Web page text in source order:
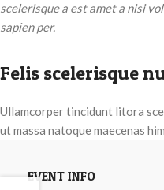
scelerisque a est amet a nisi
sapien per.
Felis scelerisque
Ullamcorper tincidunt litora
ut massa natoque maecenas
EVENT INFO